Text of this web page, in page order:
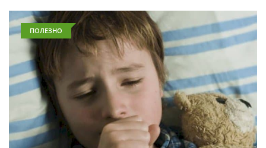
ПОЛЕЗНО